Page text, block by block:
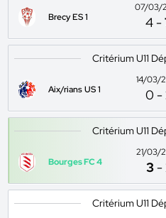
Brecy ES 1
07/03/
4 -
Critérium U11
Aix/rians US 1
14/03/
0 -
Critérium U11
Bourges FC 4
21/03/
3 -
Critérium U11